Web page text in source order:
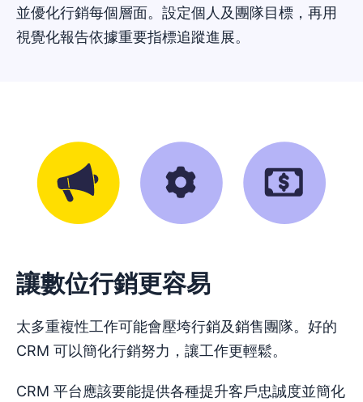
並優化行銷每個層面。設定個人及團隊目標，再用
視覺化報告依據重要指標追蹤進展。
讓數位行銷更容易
太多重複性工作可能會壓垮行銷及銷售團隊。好的
CRM 可以簡化行銷努力，讓工作更輕鬆。
CRM 平台應該要能提供各種提升客戶忠誠度並簡化